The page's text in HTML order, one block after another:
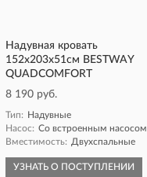
Надувная кровать
152х203х51см BESTWAY
QUADCOMFORT
8 190 руб.
Тип: Надувные
Насос: Со встроенным насосом
Вместимость: Двухспальные
УЗНАТЬ О ПОСТУПЛЕНИИ